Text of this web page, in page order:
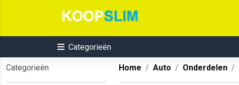
Categorieën
Categorieën Home Auto Onderdelen